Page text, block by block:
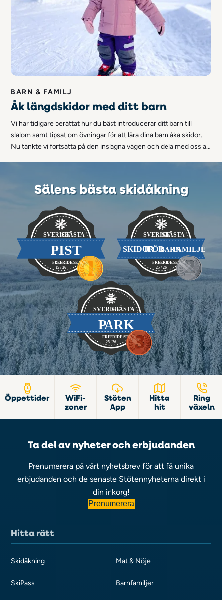
BARN & FAMILJ
Åk längdskidor med ditt barn
Vi har tidigare berättat hur du bäst introducerar ditt barn till
slalom samt tipsat om övningar för att lära dina barn åka skidor.
Nu tänkte vi fortsätta på den inslagna vägen och dela med oss av
Sälens bästa skidåkning
Öppettider
WiFi-
zoner
Stöten
App
Hitta
hit
Ring
växeln
Ta del av nyheter och erbjudanden
Prenumerera på vårt nyhetsbrev för att få unika
erbjudanden och de senaste Stötennyheterna direkt i
din inkorg!
Prenumerera
Hitta rätt
Skidåkning
SkiPass
Mat & Nöje
Barnfamiljer